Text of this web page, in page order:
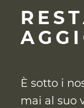
È sotto i
mai al suo